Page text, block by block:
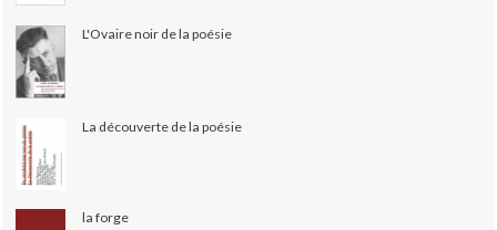
L'Ovaire noir de la poésie
La découverte de la poésie
la forge